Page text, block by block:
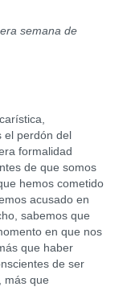
semana de
perdón del
formalidad
de que somos
hemos cometido
acusado en
sabemos que
en que nos
que haber
de ser
más que